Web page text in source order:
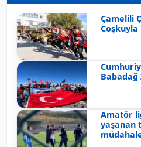
Çamelili
Babadağ
Amatör
yaşanan